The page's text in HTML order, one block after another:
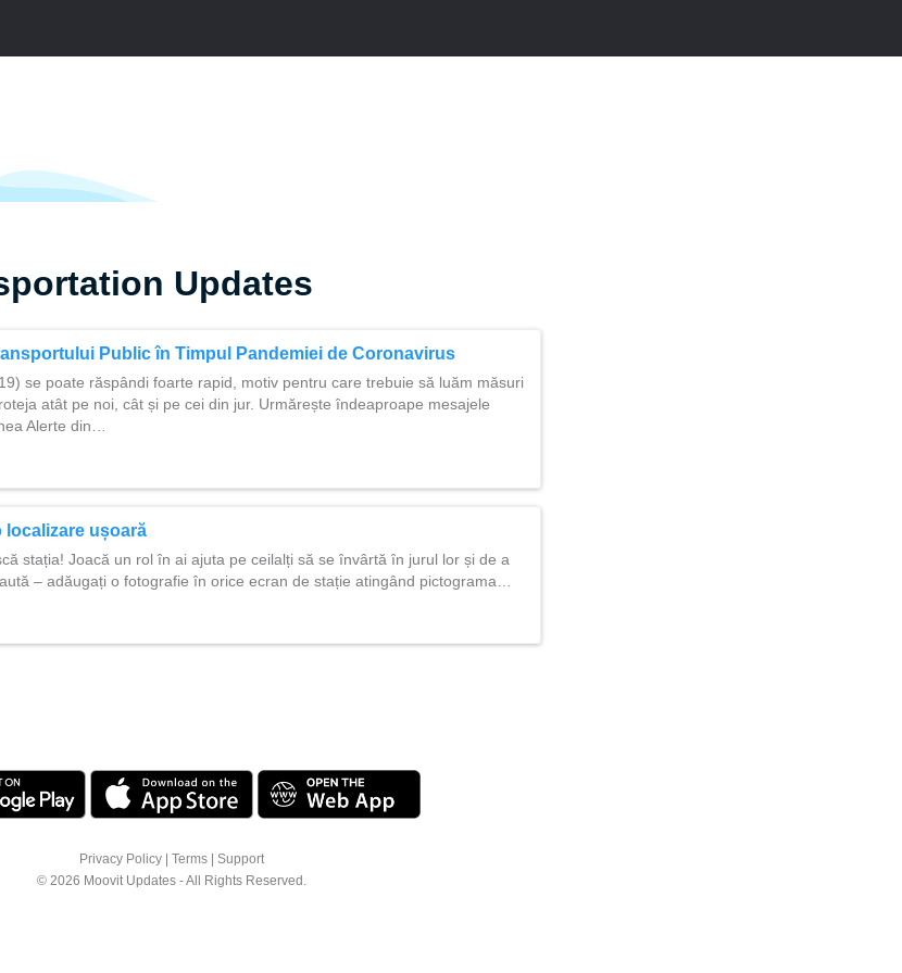
Updates
Public în Timpul Pandemiei de Coronavirus
se poate răspândi foarte rapid, motiv pentru care trebuie să luăm măsuri
atât pe noi, cât și pe cei din jur. Urmărește îndeaproape mesajele
Alerte din…
localizare ușoară
stația! Joacă un rol în ai ajuta pe ceilalți să se învârtă în jurul lor și de a
– adăugați o fotografie în orice ecran de stație atingând pictograma…
Privacy Policy Terms
Support
© 2026 Moovit Updates - All Rights Reserved.